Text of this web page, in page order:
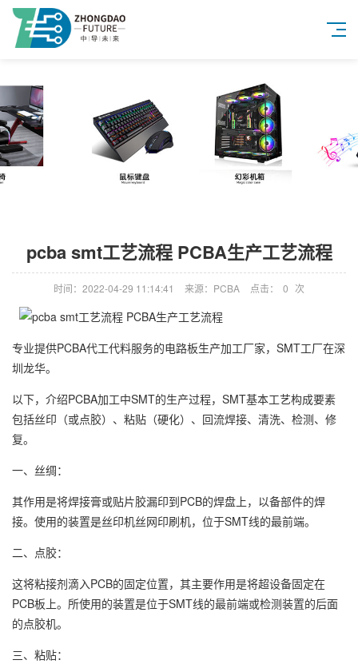
pcba smt工艺流程 PCBA生产工艺流程
时间：2022-04-29 11:14:41 来源：PCBA 点击： 0 次
专业提供PCBA代工代料服务的电路板生产加工厂家，SMT工厂在深
圳龙华。
以下，介绍PCBA加工中SMT的生产过程，SMT基本工艺构成要素
包括丝印（或点胶）、粘贴（硬化）、回流焊接、清洗、检测、修
复。
一、丝绸：
其作用是将焊接膏或贴片胶漏印到PCB的焊盘上，以备部件的焊
接。使用的装置是丝印机丝网印刷机，位于SMT线的最前端。
二、点胶：
这将粘接剂滴入PCB的固定位置，其主要作用是将超设备固定在
PCB板上。所使用的装置是位于SMT线的最前端或检测装置的后面
的点胶机。
三、粘贴：